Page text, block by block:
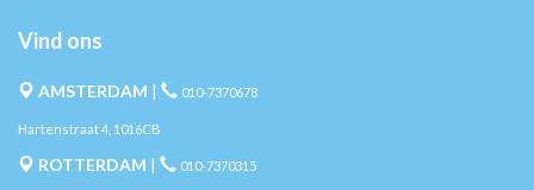
Vind ons
AMSTERDAM | 010-7370678
Hartenstraat 4, 1016CB
ROTTERDAM | 010-7370315